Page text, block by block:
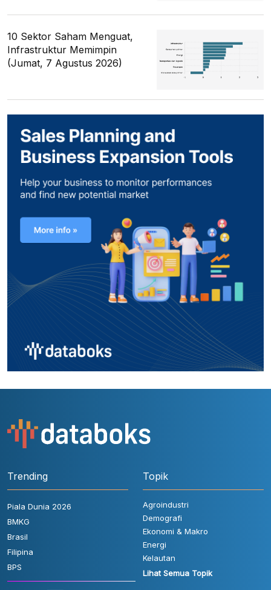
10 Sektor Saham Menguat,
Infrastruktur Memimpin
(Jumat, 7 Agustus 2026)
Trending
Piala Dunia 2026
BMKG
Brasil
Filipina
BPS
Topik
Agroindustri
Demografi
Ekonomi & Makro
Energi
Kelautan
Lihat Semua Topik